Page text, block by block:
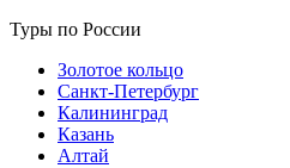
Туры по России
Золотое кольцо
Санкт-Петербург
Калининград
Казань
Алтай